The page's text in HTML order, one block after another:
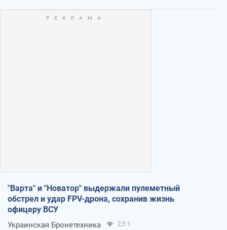
"Варта" и "Новатор" выдержали пулеметный
обстрел и удар FPV-дрона, сохранив жизнь
офицеру ВСУ
Украинская Бронетехника 2,5 т.